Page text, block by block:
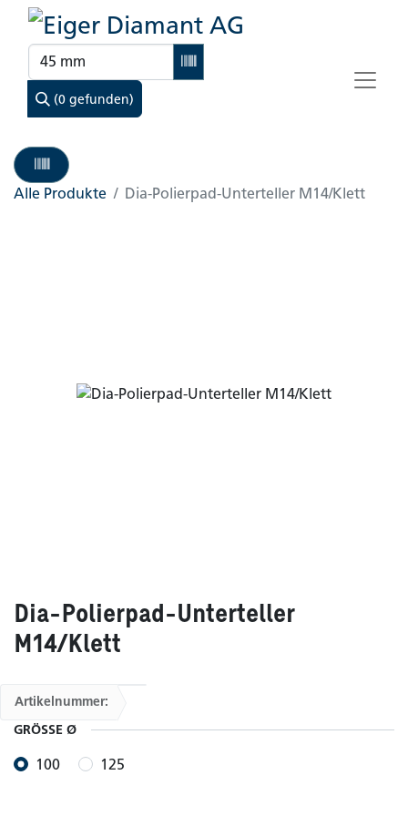
(0 gefunden)
Alle Produkte Dia-Polierpad-Unterteller M14/Klett
Dia-Polierpad-Unterteller
M14/Klett
Artikelnummer:
GRÖSSE Ø
100 125